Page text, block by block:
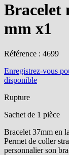
Bracelet
mm x1
Référence : 4699
Enregistrez-vous
disponible
Rupture
Sachet de 1 pièce
Bracelet 37mm en
Permet de coller
personnalier son